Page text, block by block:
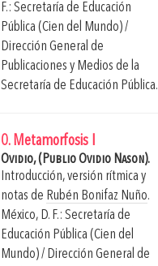
F.: Secretaría de Educación
Pública (Cien del Mundo) /
Dirección General de
Publicaciones y Medios de la
Secretaría de Educación Pública.
0. Metamorfosis I
Ovidio, (Publio Ovidio Nason).
Introducción, versión rítmica y
notas de Rubén Bonifaz Nuño.
México, D. F.: Secretaría de
Educación Pública (Cien del
Mundo) / Dirección General de